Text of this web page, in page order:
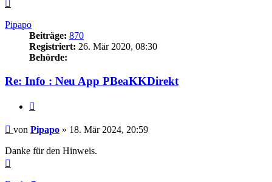
Pipapo
Beiträge: 870
Registriert: 26. Mär 2020, 08:30
Behörde:
Re: Info : Neu App PBeaKKDirekt
Beitrag
von Pipapo » 18. Mär 2024, 20:59
Danke für den Hinweis.